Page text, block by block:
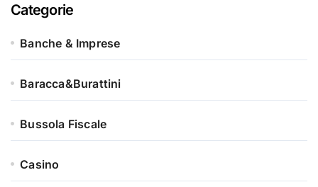
Categorie
Banche & Imprese
Baracca&Burattini
Bussola Fiscale
Casino